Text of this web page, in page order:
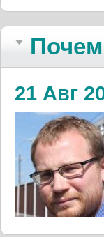
21 Авг